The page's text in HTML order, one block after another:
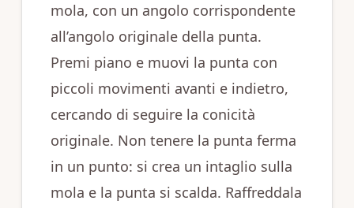
mola, con un angolo corrispondente
all’angolo originale della punta.
Premi piano e muovi la punta con
piccoli movimenti avanti e indietro,
cercando di seguire la conicità
originale. Non tenere la punta ferma
in un punto: si crea un intaglio sulla
mola e la punta si scalda. Raffreddala